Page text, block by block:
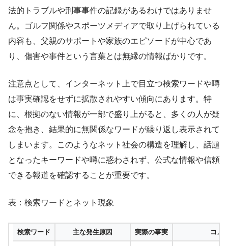
法的トラブルや刑事事件の記録があるわけではありませ
ん。ゴルフ関係やスポーツメディアで取り上げられている
内容も、父親のサポートや家族のエピソードが中心であ
り、傷害や事件という言葉とは無縁の情報ばかりです。
注意点として、インターネット上で目立つ検索ワードや噂
は事実確認をせずに拡散されやすい傾向にあります。特
に、根拠のない情報が一部で盛り上がると、多くの人が疑
念を抱き、結果的に無関係なワードが繰り返し表示されて
しまいます。このようなネット社会の構造を理解し、話題
となったキーワードや噂に惑わされず、公式な情報や信頼
できる報道を確認することが重要です。
表：検索ワードとネット現象
検索ワード 主な発生原因 実際の事実 コメ